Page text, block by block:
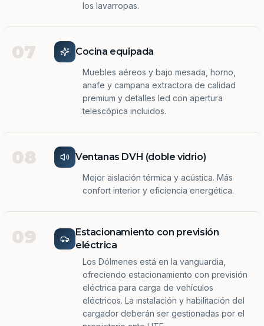
los lavarropas.
07 Cocina equipada
Muebles aéreos y bajo mesada, horno,
anafe y campana extractora de calidad
premium y detalles led con apertura
telescópica incluidos.
08 Ventanas DVH (doble vidrio)
Mejor aislación térmica y acústica. Más
confort interior y eficiencia energética.
09
Estacionamiento con previsión
eléctrica
Los Dólmenes está en la vanguardia,
ofreciendo estacionamiento con previsión
eléctrica para carga de vehículos
eléctricos. La instalación y habilitación del
cargador deberán ser gestionadas por el